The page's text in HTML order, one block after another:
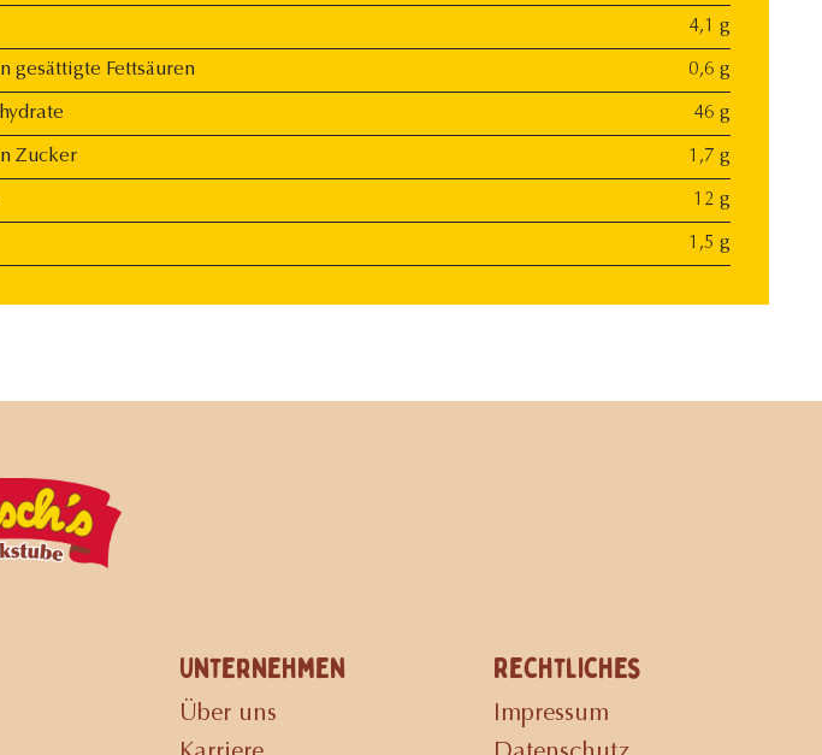
4,1 g
gesättigte Fettsäuren 0,6 g
46 g
Zucker 1,7 g
12 g
1,5 g
Unternehmen
Über uns
Rechtliches
Impressum